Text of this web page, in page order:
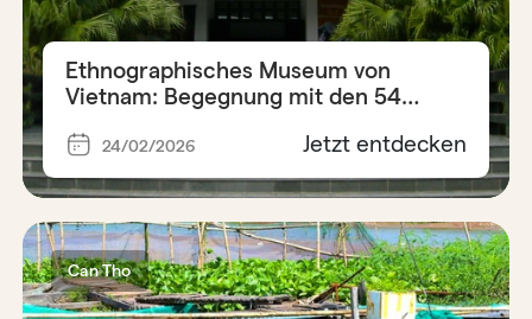
Ethnographisches Museum von
Vietnam: Begegnung mit den 54
24/02/2026 Jetzt entdecken
Can Tho